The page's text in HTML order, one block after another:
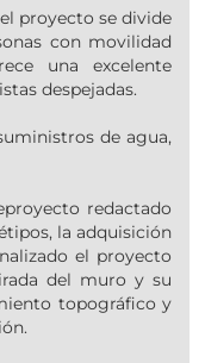
proyecto se divide
con movilidad
una excelente
despejadas.
de agua,
redactado
la adquisición
el proyecto
del muro y su
topográfico y